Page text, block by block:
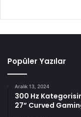
Popüler Yazılar
Aralık 13, 2024
300 Hz
27” Curved